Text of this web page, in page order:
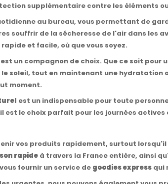
supplémentaire contre les éléments
au bureau, vous permettant de
souffrir de la sécheresse de l'air dans
et facile, où que vous soyez.
un compagnon de choix. Que ce soit
soleil, tout en maintenant une
moment.
est un indispensable pour toute
le choix parfait pour les journées
vos produits rapidement, surtout
rapide à travers la France entière, ainsi
fournir un service de goodies express qui